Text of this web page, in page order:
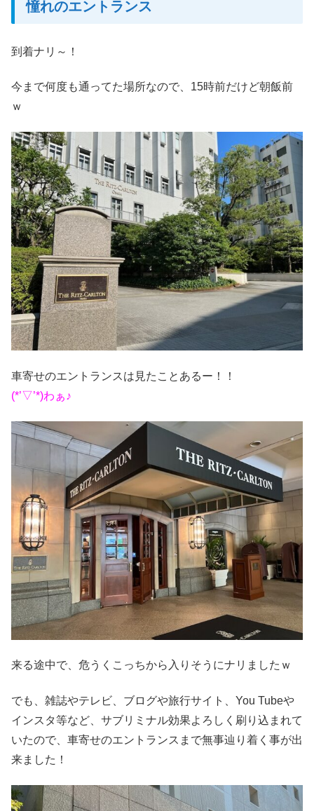
憧れのエントランス
到着ナリ～！
今まで何度も通ってた場所なので、15時前だけど朝飯前
ｗ
車寄せのエントランスは見たことあるー！！
(*’▽’*)わぁ♪
来る途中で、危うくこっちから入りそうにナリましたｗ
でも、雑誌やテレビ、ブログや旅行サイト、You Tubeや
インスタ等など、サブリミナル効果よろしく刷り込まれて
いたので、車寄せのエントランスまで無事辿り着く事が出
来ました！